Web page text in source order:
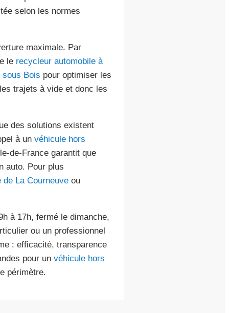
selon les normes
maximale. Par
le recycleur automobile à
Bois pour optimiser les
trajets à vide et donc les
des solutions existent
à un véhicule hors
de-France garantit que
auto. Pour plus
de La Courneuveou
à 17h, fermé le dimanche,
ou un professionnel
: efficacité, transparence
pour un véhicule hors
périmètre.